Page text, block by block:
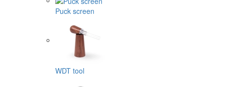
Puck screen
WDT tool